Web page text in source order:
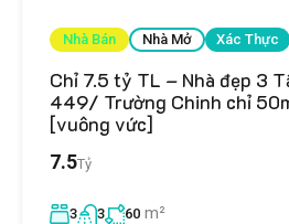
Nhà Bán Nhà Mở Xác Thực
Chỉ 7.5 tỷ TL – Nhà đẹp 3
449/ Trường Chinh chỉ
[vuông vức]
7.5Tỷ
3 3 60 m²